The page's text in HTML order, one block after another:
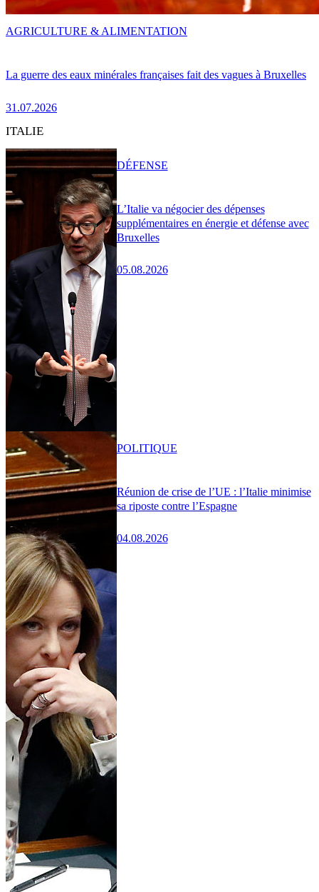
La guerre des eaux minérales françaises fait des vagues à Bruxelles
31.07.2026
AGRICULTURE & ALIMENTATION
ITALIE
L’Italie va négocier des dépenses
supplémentaires en énergie et défense avec
Bruxelles
05.08.2026
DÉFENSE
Réunion de crise de l’UE : l’Italie minimise
sa riposte contre l’Espagne
04.08.2026
POLITIQUE